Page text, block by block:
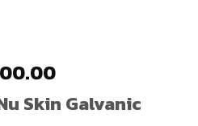
Current
price
is:
Skin Galvanic